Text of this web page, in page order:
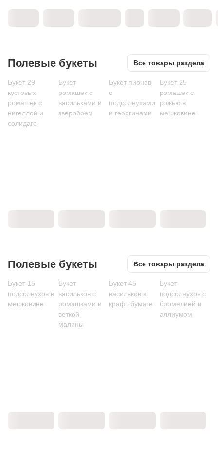
Полевые букеты Все товары раздела
Букет 29
кустовых
ромашек с
нигеллой и
солидаго
Букет
ромашек с
васильками и
зверобоем
Букет пионов
с
подсолнухами
и георгинами
Букет 25
ромашек с
рожью в
мешковине
Полевые букеты Все товары раздела
Букет 15
подсолнухов в
мешковине
Букет
васильков с
ромашками и
веткой
малины
Букет 45
васильков в
крафт бумаге
Букет
подсолнухов с
бромелией и
аллиумом